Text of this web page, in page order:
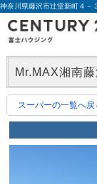
Mr.MAX湘南
スーパーの一覧へ戻